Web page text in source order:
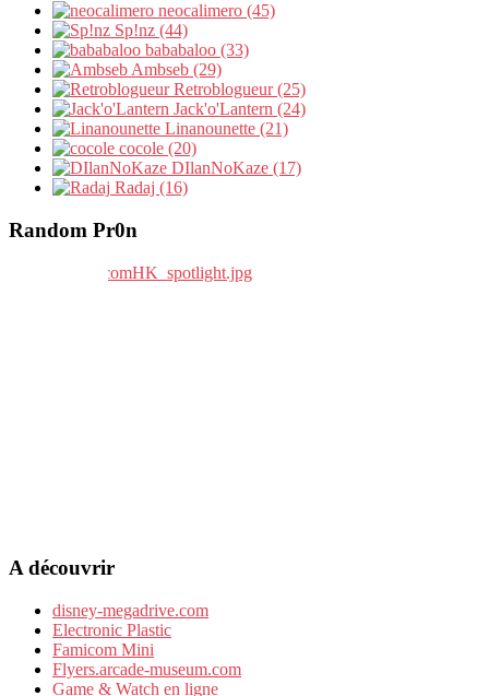
neocalimero (45)
Sp!nz (44)
bababaloo (33)
Ambseb (29)
Retroblogueur (25)
Jack'o'Lantern (24)
Linanounette (21)
cocole (20)
DIlanNoKaze (17)
Radaj (16)
Random Pr0n
A découvrir
disney-megadrive.com
Electronic Plastic
Famicom Mini
Flyers.arcade-museum.com
Game & Watch en ligne